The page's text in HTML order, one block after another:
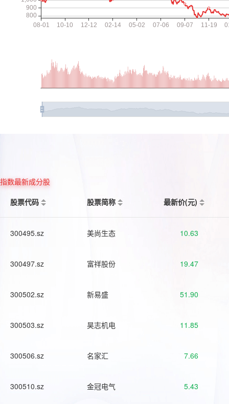
指数最新成分股
股票代码
股票简称 最新价(元)
300495.sz 美尚生态 10.63
300497.sz 富祥股份 19.47
300502.sz 新易盛 51.90
300503.sz 昊志机电 11.85
300506.sz 名家汇 7.66
300510.sz 金冠电气 5.43